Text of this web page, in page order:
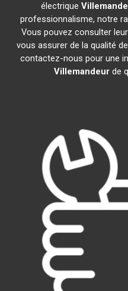
électrique
professionnalisme, notre
Vous pouvez consulter
vous assurer de la qualité
contactez-nous pour une
Villemandeurde